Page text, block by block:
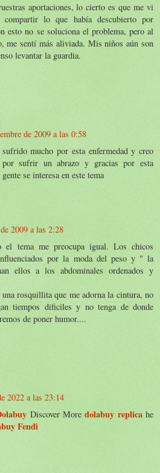
aportaciones, lo cierto es que me vi
lo que había descubierto por
esto no se soluciona el problema, pero al
me sentí más aliviada. Mis niños aún son
levantar la guardia.
de 2009 a las 0:58
mucho por esta enfermedad y creo
por sufrir un abrazo y gracias por esta
se interesa en este tema
2009 a las 2:28
el tema me preocupa igual. Los chicos
por la moda del peso y " la
ellos a los abdominales ordenados y
rosquillita que me adorna la cintura, no
tiempos dificiles y no tenga de donde
de poner humor....
2022 a las 23:14
Discover Moredolabuy replicahe
Fendi